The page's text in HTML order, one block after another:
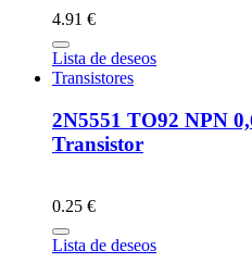
4.91 €
Lista de deseos
Transistores
2N5551 TO92 NPN
Transistor
0.25 €
Lista de deseos